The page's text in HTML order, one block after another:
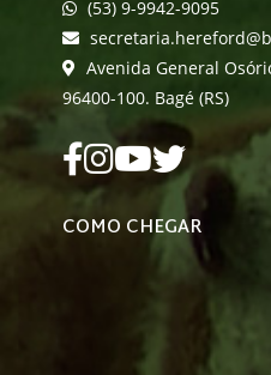
(53) 9-9942-9095
Avenida General
96400-100. Bagé (RS)
COMO CHEGAR